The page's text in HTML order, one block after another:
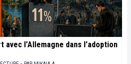
avec l’Allemagne dans l’adoption